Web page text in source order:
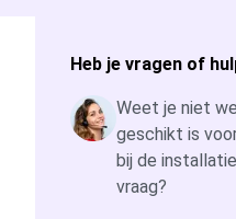
Heb je vragen of
Weet je niet
geschikt is
bij de
vraag?